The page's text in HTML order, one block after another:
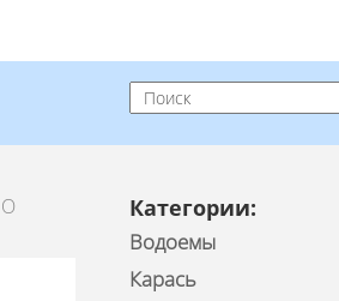
Категории:
Водоемы
Карась